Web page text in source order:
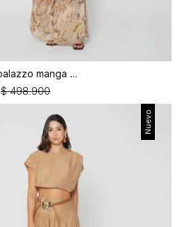
Enterizo palazzo manga 3/4
$ 498.900
Nuevo